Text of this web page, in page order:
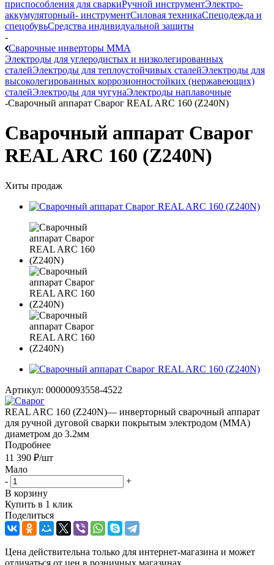
приспособления для сваркиРучной инструментЭлектро-
аккумуляторный- инструментСиловая техникаСпецодежда и
спецобувьСредства индивидуальной защиты
-
Сварочные инверторы MMA
Электроды для углеродистых и низколегированных
сталейЭлектроды для теплоустойчивых сталейЭлектроды для
высоколегированных коррозионностойких (нержавеющих)
сталейЭлектроды для чугунаЭлектроды наплавочные
-Сварочный аппарат Сварог REAL ARC 160 (Z240N)
Сварочный аппарат Сварог
REAL ARC 160 (Z240N)
Хиты продаж
Артикул: 00000093558-4522
REAL ARC 160 (Z240N)— инверторный сварочный аппарат
для ручной дуговой сварки покрытым электродом (MMA)
диаметром до 3.2мм
Подробнее
11 390 ₽/шт
Мало
-
+
В корзину
Купить в 1 клик
Поделиться
Цена действительна только для интернет-магазина и может
отличаться от цен в розничных магазинах